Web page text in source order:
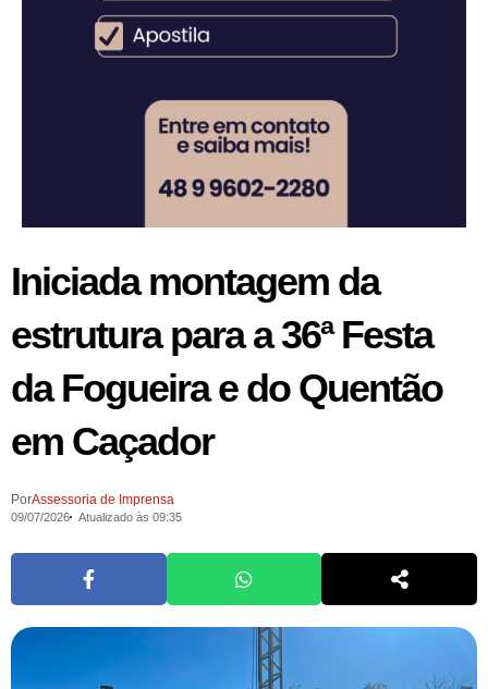
Iniciada montagem da
estrutura para a 36ª Festa
da Fogueira e do Quentão
em Caçador
PorAssessoria de Imprensa
09/07/2026 Atualizado às 09:35